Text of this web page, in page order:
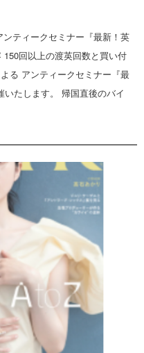
ティークセミナー『最新！英
回以上の渡英回数と買い付
る アンティークセミナー『最
たします。 帰国直後のバイ